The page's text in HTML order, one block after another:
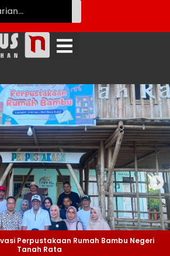
Perpustakaan Rumah Bambu Negeri
Tanah Rata